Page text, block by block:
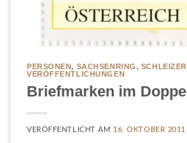
PERSONEN, SACHSENRING,
VERÖFFENTLICHUNGEN
Briefmarken im
VERÖFFENTLICHT AM 16. OKTOBER 2011